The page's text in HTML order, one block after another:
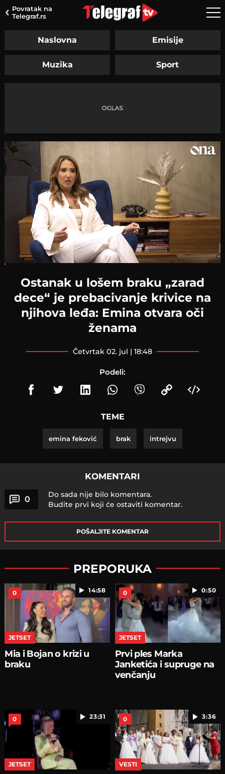
Povratak na
Telegraf.rs
Naslovna Emisije
Muzika Sport
Ostanak u lošem braku „zarad
dece“ je prebacivanje krivice na
njihova leđa: Emina otvara oči
ženama
četvrtak 02. jul | 18:48
Podeli:
TEME
emina feković brak intrejvu
KOMENTARI
0
Do sada nije bilo komentara.
Budite prvi koji će ostaviti komentar.
POŠALJITE KOMENTAR
PREPORUKA
14:58
0
JETSET
Mia i Bojan o krizi u
braku
0:50
0
JETSET
Prvi ples Marka
Janketića i supruge na
venčanju
23:31
0
JETSET
3:36
0
VESTI